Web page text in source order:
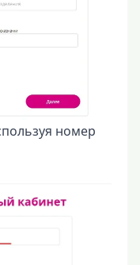
номер